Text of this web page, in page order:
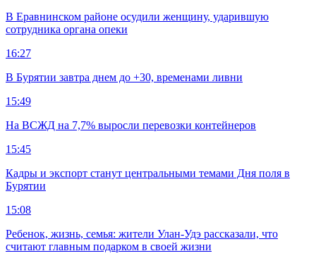
В Еравнинском районе осудили женщину, ударившую
сотрудника органа опеки
16:27
В Бурятии завтра днем до +30, временами ливни
15:49
На ВСЖД на 7,7% выросли перевозки контейнеров
15:45
Кадры и экспорт станут центральными темами Дня поля в
Бурятии
15:08
Ребенок, жизнь, семья: жители Улан-Удэ рассказали, что
считают главным подарком в своей жизни